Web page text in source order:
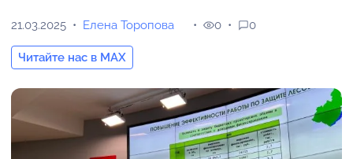
21.03.2025 Елена Торопова
Читайте нас в MAX
0 0